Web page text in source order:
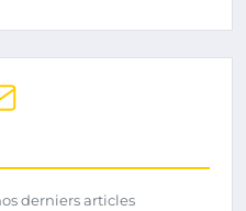
derniers articles